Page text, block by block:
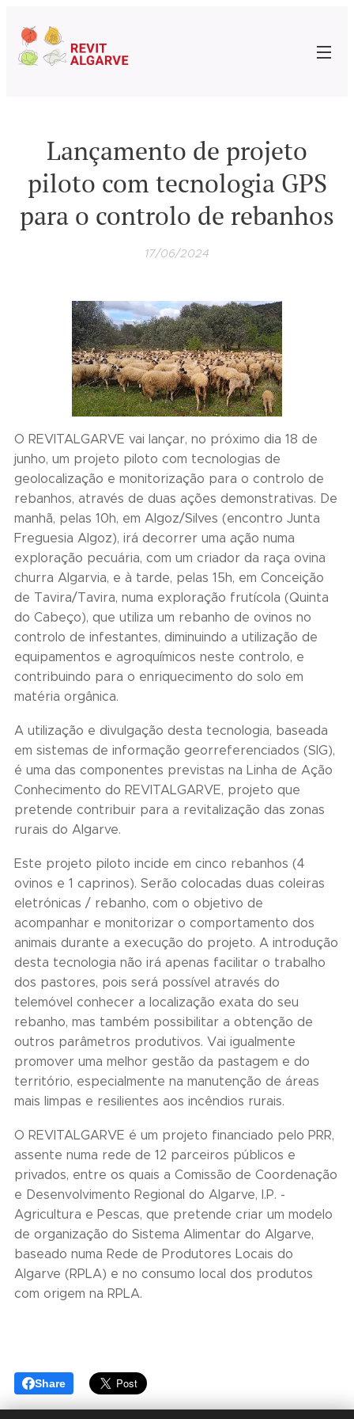
Lançamento de projeto
piloto com tecnologia GPS
para o controlo de rebanhos
17/06/2024
O REVITALGARVE vai lançar, no próximo dia 18 de
junho, um projeto piloto com tecnologias de
geolocalização e monitorização para o controlo de
rebanhos, através de duas ações demonstrativas. De
manhã, pelas 10h, em Algoz/Silves (encontro Junta
Freguesia Algoz), irá decorrer uma ação numa
exploração pecuária, com um criador da raça ovina
churra Algarvia, e à tarde, pelas 15h, em Conceição
de Tavira/Tavira, numa exploração frutícola (Quinta
do Cabeço), que utiliza um rebanho de ovinos no
controlo de infestantes, diminuindo a utilização de
equipamentos e agroquímicos neste controlo, e
contribuindo para o enriquecimento do solo em
matéria orgânica.
A utilização e divulgação desta tecnologia, baseada
em sistemas de informação georreferenciados (SIG),
é uma das componentes previstas na Linha de Ação
Conhecimento do REVITALGARVE, projeto que
pretende contribuir para a revitalização das zonas
rurais do Algarve.
Este projeto piloto incide em cinco rebanhos (4
ovinos e 1 caprinos). Serão colocadas duas coleiras
eletrónicas / rebanho, com o objetivo de
acompanhar e monitorizar o comportamento dos
animais durante a execução do projeto. A introdução
desta tecnologia não irá apenas facilitar o trabalho
dos pastores, pois será possível através do
telemóvel conhecer a localização exata do seu
rebanho, mas também possibilitar a obtenção de
outros parâmetros produtivos. Vai igualmente
promover uma melhor gestão da pastagem e do
território, especialmente na manutenção de áreas
mais limpas e resilientes aos incêndios rurais.
O REVITALGARVE é um projeto financiado pelo PRR,
assente numa rede de 12 parceiros públicos e
privados, entre os quais a Comissão de Coordenação
e Desenvolvimento Regional do Algarve, I.P. -
Agricultura e Pescas, que pretende criar um modelo
de organização do Sistema Alimentar do Algarve,
baseado numa Rede de Produtores Locais do
Algarve (RPLA) e no consumo local dos produtos
com origem na RPLA.
Share